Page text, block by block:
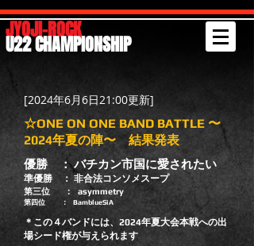
JYOJI-ROCK
U22 CHAMPIONSHIP
[2024年6月6日21:00更新]
☆ONE ON ONE BAND BATTLE 〜
2024年夏の陣〜 結果発表
優勝 ： バチカン市国に愛されたい
準優勝 ： 非合法コンソメスープ
第三位 ： asymmetry
第四位 ： BamblueSiA
＊この４バンドには、2024年夏大会本戦への出
場シード権が与えられます